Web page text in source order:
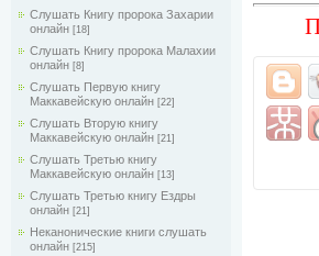
Слушать Книгу пророка Захарии
онлайн [18]
Слушать Книгу пророка Малахии
онлайн [8]
Слушать Первую книгу
Маккавейскую онлайн [22]
Слушать Вторую книгу
Маккавейскую онлайн [21]
Слушать Третью книгу
Маккавейскую онлайн [13]
Слушать Третью книгу Ездры
онлайн [21]
Неканонические книги слушать
онлайн [215]